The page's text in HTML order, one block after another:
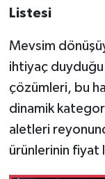
Listesi
Mevsim
ihtiyaç
çözümleri, bu
dinamik
aletleri
ürünlerinin fiyat